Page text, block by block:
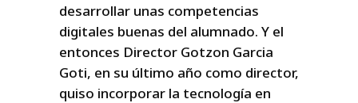
desarrollar unas competencias
digitales buenas del alumnado. Y el
entonces Director Gotzon Garcia
Goti, en su último año como director,
quiso incorporar la tecnología en